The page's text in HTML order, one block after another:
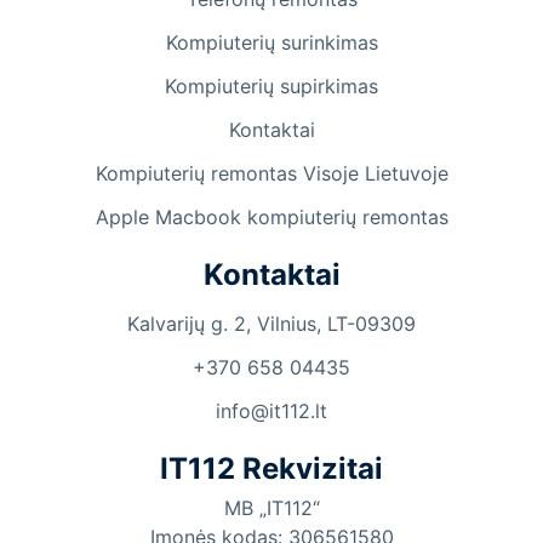
Kompiuterių surinkimas
Kompiuterių supirkimas
Kontaktai
Kompiuterių remontas Visoje Lietuvoje
Apple Macbook kompiuterių remontas
Kontaktai
Kalvarijų g. 2, Vilnius, LT-09309
+370 658 04435
info@it112.lt
IT112 Rekvizitai
MB „IT112“
Įmonės kodas: 306561580